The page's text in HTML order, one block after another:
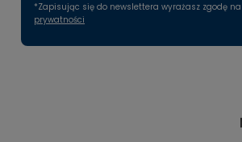
*Zapisując się do newslettera wyrażasz zgodę
prywatności